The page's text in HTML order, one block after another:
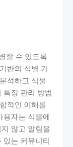
할 수 있도록
반의 식별 기
석하고 식물
특징 관리 방법
적인 이해를
용자는 식물에
않고 알림을
있는 커뮤니티